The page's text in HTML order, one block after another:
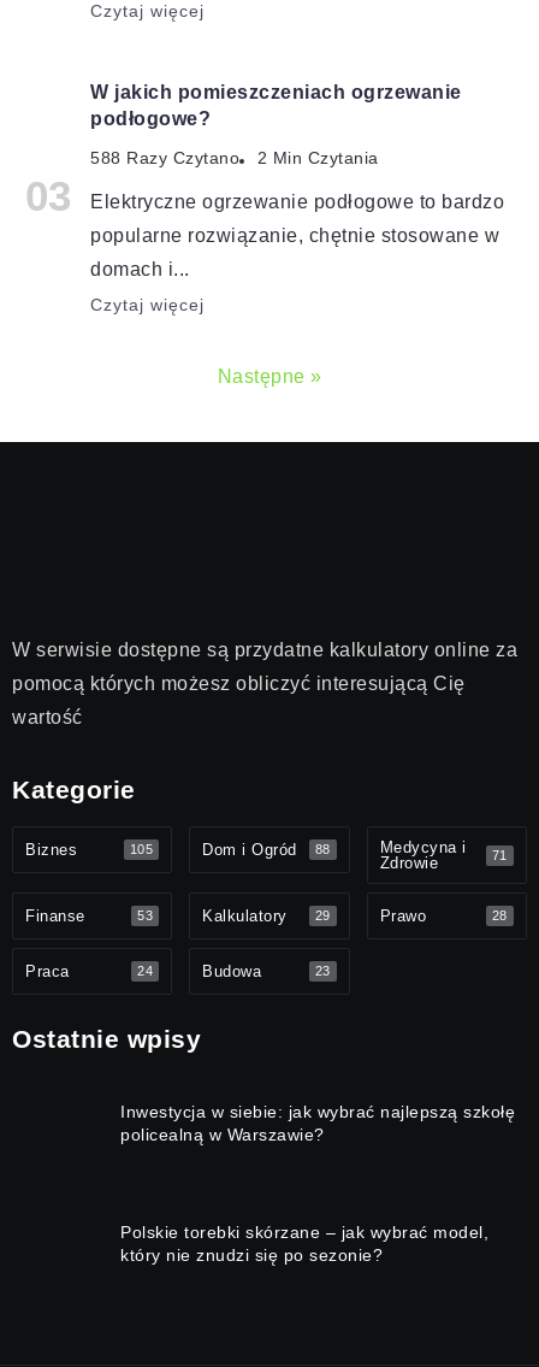
Czytaj więcej
W jakich pomieszczeniach ogrzewanie
podłogowe?
588 Razy Czytano 2 Min Czytania
Elektryczne ogrzewanie podłogowe to bardzo
popularne rozwiązanie, chętnie stosowane w
domach i...
Czytaj więcej
Następne »
W serwisie dostępne są przydatne kalkulatory online za
pomocą których możesz obliczyć interesującą Cię
wartość
Kategorie
Biznes 105 Dom i Ogród 88
Medycyna i
Zdrowie
71
Finanse 53 Kalkulatory 29 Prawo 28
Praca 24 Budowa 23
Ostatnie wpisy
Inwestycja w siebie: jak wybrać najlepszą szkołę
policealną w Warszawie?
Polskie torebki skórzane – jak wybrać model,
który nie znudzi się po sezonie?